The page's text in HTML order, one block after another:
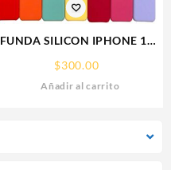
FUNDA SILICON IPHONE 13
MINI SILICONE CASE SPC
$300.00
Añadir al carrito